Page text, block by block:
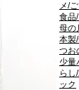
メ/
食品
母の
本製
つお
少量
らし
ック